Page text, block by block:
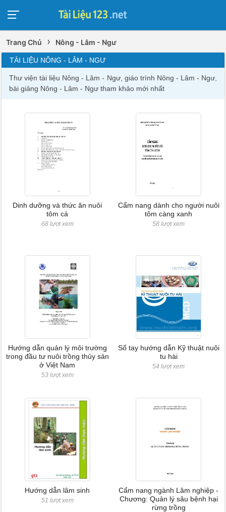
Trang Chủ › Nông - Lâm - Ngư
TÀI LIỆU NÔNG - LÂM - NGƯ
Thư viện tài liệu Nông - Lâm - Ngư, giáo trình Nông - Lâm - Ngư,
bài giảng Nông - Lâm - Ngư tham khảo mới nhất
Dinh dưỡng và thức ăn nuôi
tôm cá
68 lượt xem
Cẩm nang dành cho người nuôi
tôm càng xanh
58 lượt xem
Hướng dẫn quản lý môi trường
trong đầu tư nuôi trồng thủy sản
ở Việt Nam
53 lượt xem
Sổ tay hướng dẫn Kỹ thuật nuôi
tu hài
54 lượt xem
Hướng dẫn lâm sinh
51 lượt xem
Cẩm nang ngành Lâm nghiệp -
Chương: Quản lý sâu bệnh hại
rừng trồng